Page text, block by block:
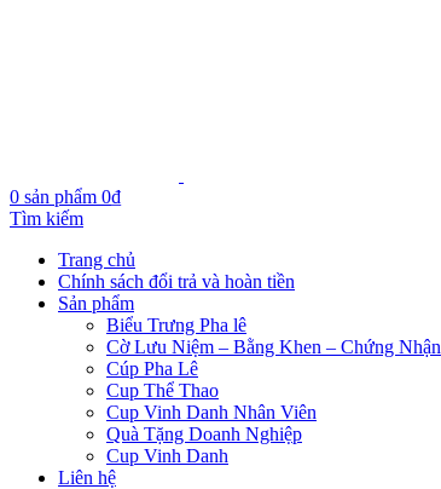
0 sản phẩm 0₫
Tìm kiếm
Trang chủ
Chính sách đổi trả và hoàn tiền
Sản phẩm
Biểu Trưng Pha lê
Cờ Lưu Niệm – Bằng Khen – Chứng Nhận
Cúp Pha Lê
Cup Thể Thao
Cup Vinh Danh Nhân Viên
Quà Tặng Doanh Nghiệp
Cup Vinh Danh
Liên hệ